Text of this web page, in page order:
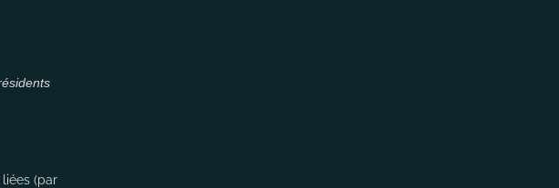
(par